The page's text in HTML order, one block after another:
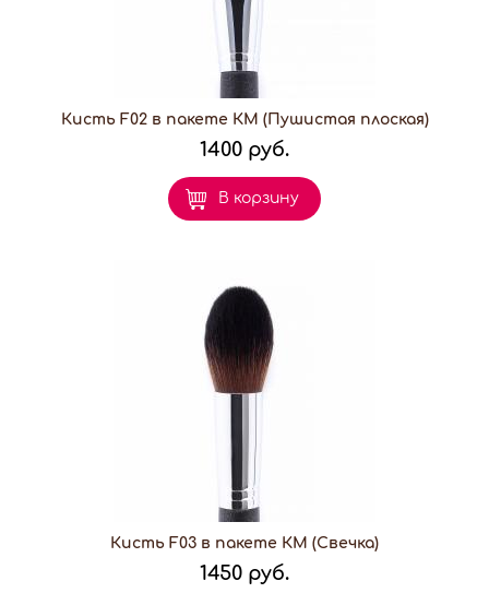
Кисть F02 в пакете КМ (Пушистая плоская)
1400 руб.
В корзину
Кисть F03 в пакете КМ (Свечка)
1450 руб.